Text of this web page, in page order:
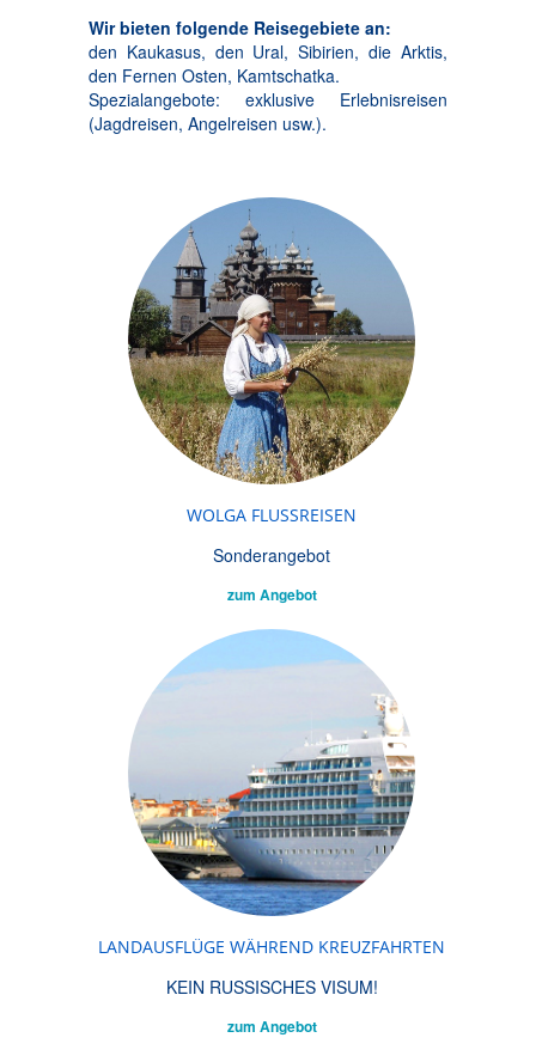
Wir bieten folgende Reisegebiete an:
den Kaukasus, den Ural, Sibirien, die Arktis,
den Fernen Osten, Kamtschatka.
Spezialangebote: exklusive Erlebnisreisen
(Jagdreisen, Angelreisen usw.).
WOLGA FLUSSREISEN
Sonderangebot
zum Angebot
LANDAUSFLÜGE WÄHREND KREUZFAHRTEN
KEIN RUSSISCHES VISUM!
zum Angebot